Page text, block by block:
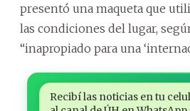
presentó una maqueta que
las condiciones del lugar,
“inapropiado para una
Recibí las noticias en tu